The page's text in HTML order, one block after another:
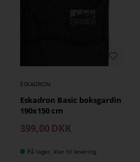
ESKADRON
Eskadron Basic boksgardin
190x150 cm
399,00 DKK
På lager, klar til levering